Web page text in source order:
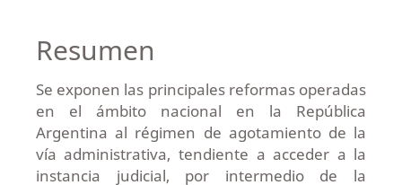
Resumen
Se exponen las principales reformas operadas
en el ámbito nacional en la República
Argentina al régimen de agotamiento de la
vía administrativa, tendiente a acceder a la
instancia judicial, por intermedio de la